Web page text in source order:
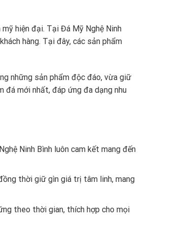
hiện đại. Tại Đá Mỹ Nghệ Ninh
hàng. Tại đây, các sản phẩm
những sản phẩm độc đáo, vừa giữ
đá mới nhất, đáp ứng đa dạng nhu
Ninh Bình luôn cam kết mang đến
thời giữ gìn giá trị tâm linh, mang
theo thời gian, thích hợp cho mọi